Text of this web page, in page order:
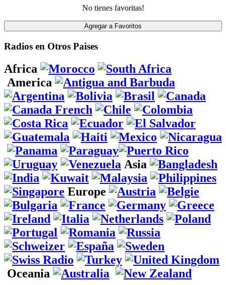
No tienes favoritas!
Radios en Otros Paises
Africa
America
Asia
Europe
Oceania